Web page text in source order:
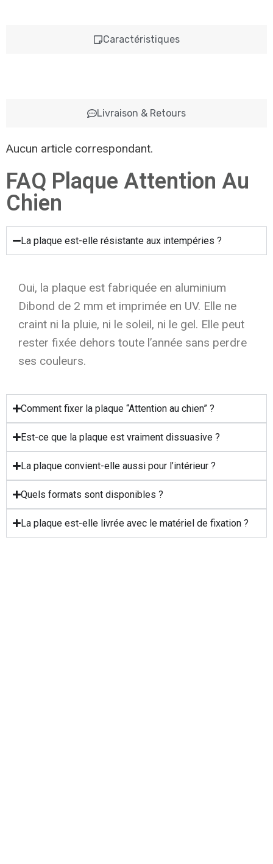
Caractéristiques
Livraison & Retours
Aucun article correspondant.
FAQ Plaque Attention Au
Chien
La plaque est-elle résistante aux intempéries ?
Oui, la plaque est fabriquée en aluminium
Dibond de 2 mm et imprimée en UV. Elle ne
craint ni la pluie, ni le soleil, ni le gel. Elle peut
rester fixée dehors toute l’année sans perdre
ses couleurs.
Comment fixer la plaque “Attention au chien” ?
Est-ce que la plaque est vraiment dissuasive ?
La plaque convient-elle aussi pour l’intérieur ?
Quels formats sont disponibles ?
La plaque est-elle livrée avec le matériel de fixation ?